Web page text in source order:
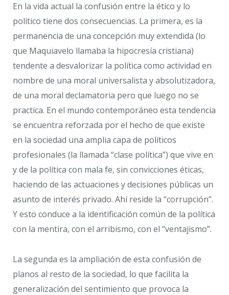
En la vida actual la confusión entre la ético y lo
político tiene dos consecuencias. La primera, es la
permanencia de una concepción muy extendida (lo
que Maquiavelo llamaba la hipocresía cristiana)
tendente a desvalorizar la política como actividad en
nombre de una moral universalista y absolutizadora,
de una moral declamatoria pero que luego no se
practica. En el mundo contemporáneo esta tendencia
se encuentra reforzada por el hecho de que existe
en la sociedad una amplia capa de políticos
profesionales (la llamada “clase política”) que vive en
y de la política con mala fe, sin convicciones éticas,
haciendo de las actuaciones y decisiones públicas un
asunto de interés privado. Ahí reside la “corrupción”.
Y esto conduce a la identificación común de la política
con la mentira, con el arribismo, con el “ventajismo”.
La segunda es la ampliación de esta confusión de
planos al resto de la sociedad, lo que facilita la
generalización del sentimiento que provoca la